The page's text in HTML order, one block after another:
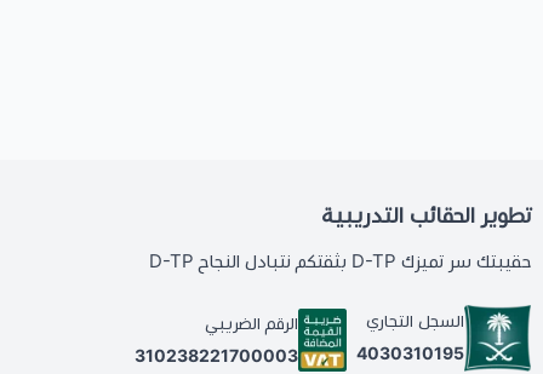
تطوير الحقائب التدريبية
حقيبتك سر تميزك D-TP بثقتكم نتبادل النجاح D-TP
السجل التجاري
4030310195
الرقم الضريبي
310238221700003